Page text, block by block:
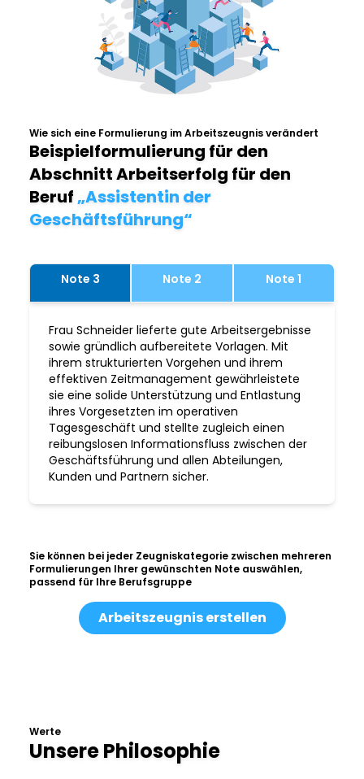
Wie sich eine Formulierung im Arbeitszeugnis verändert
Beispielformulierung für den
Abschnitt Arbeitserfolg für den
Beruf„Assistentin der
Geschäftsführung“
Note 3 Note 2 Note 1
Frau Schneider lieferte gute Arbeitsergebnisse
sowie gründlich aufbereitete Vorlagen. Mit
ihrem strukturierten Vorgehen und ihrem
effektiven Zeitmanagement gewährleistete
sie eine solide Unterstützung und Entlastung
ihres Vorgesetzten im operativen
Tagesgeschäft und stellte zugleich einen
reibungslosen Informationsfluss zwischen der
Geschäftsführung und allen Abteilungen,
Kunden und Partnern sicher.
Sie können bei jeder Zeugniskategorie zwischen mehreren
Formulierungen Ihrer gewünschten Note auswählen,
passend für Ihre Berufsgruppe
Arbeitszeugnis erstellen
Werte
Unsere Philosophie